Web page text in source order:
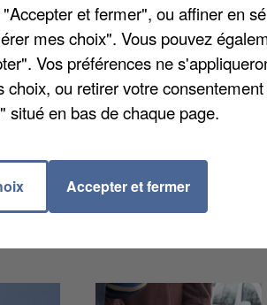
à son domicile, avant le
euros. L’un des condamnés,
de prison, son complice de cinq
et fermer", ou affiner en
mes choix". Vous pouvez
Vos préférences ne
ou retirer votre
en bas de chaque page.
Accepter et fermer